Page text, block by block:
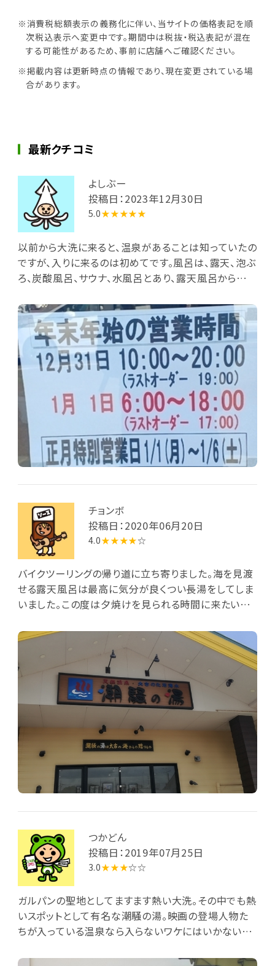
※消費税総額表示の義務化に伴い、当サイトの価格表記を順
次税込表示へ変更中です。期間中は税抜・税込表記が混在
する可能性があるため、事前に店舗へご確認ください。
※掲載内容は更新時点の情報であり、現在変更されている場
合があります。
最新クチコミ
よしぶー
投稿日：2023年12月30日
5.0★★★★★
以前から大洗に来ると、温泉があることは知っていたの
ですが、入りに来るのは初めてです。風呂は、露天、泡ぶ
ろ、炭酸風呂、サウナ、水風呂とあり、露天風呂から見
ーっと見ていられます。温泉も少し茶色がかっていて、
少し塩分があります。ゆっくりリラックスして、入れるい
い温泉でした。
チョンボ
投稿日：2020年06月20日
4.0★★★★☆
バイクツーリングの帰り道に立ち寄りました。海を見渡
せる露天風呂は最高に気分が良くつい長湯をしてしま
いました。この度は夕焼けを見られる時間に来たいで
つかどん
投稿日：2019年07月25日
3.0★★★☆☆
ガルパンの聖地としてますます熱い大洗。その中でも熱
いスポットとして有名な潮騒の湯。映画の登場人物た
ちが入っている温泉なら入らないワケにはいかないで